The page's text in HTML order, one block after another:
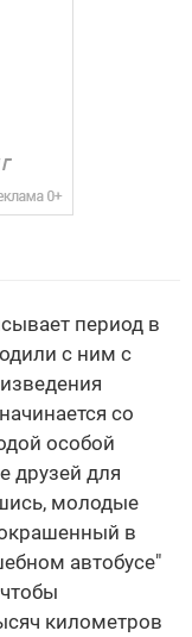
период в
с ним с
со
особой
друзей для
молодые
в
автобусе"
километров